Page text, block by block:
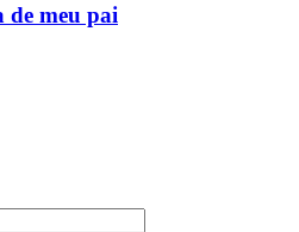
de meu pai